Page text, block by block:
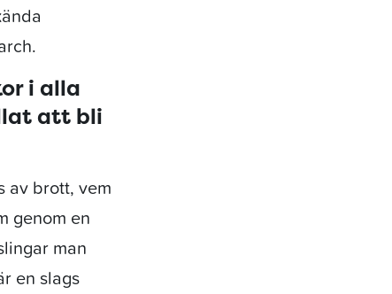
i alla
att bli
av brott, vem
genom en
man
en slags